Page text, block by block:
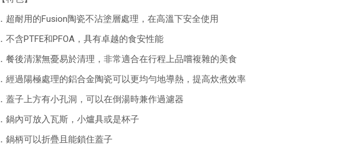
．超耐用的Fusion陶瓷不沾塗層處理，在高溫下安全使用
．不含PTFE和PFOA，具有卓越的食安性能
．餐後清潔無憂易於清理，非常適合在行程上品嚐複雜的美食
．經過陽極處理的鋁合金陶瓷可以更均勻地導熱，提高炊煮效率
．蓋子上方有小孔洞，可以在倒湯時兼作過濾器
．鍋內可放入瓦斯，小爐具或是杯子
．鍋柄可以折疊且能鎖住蓋子